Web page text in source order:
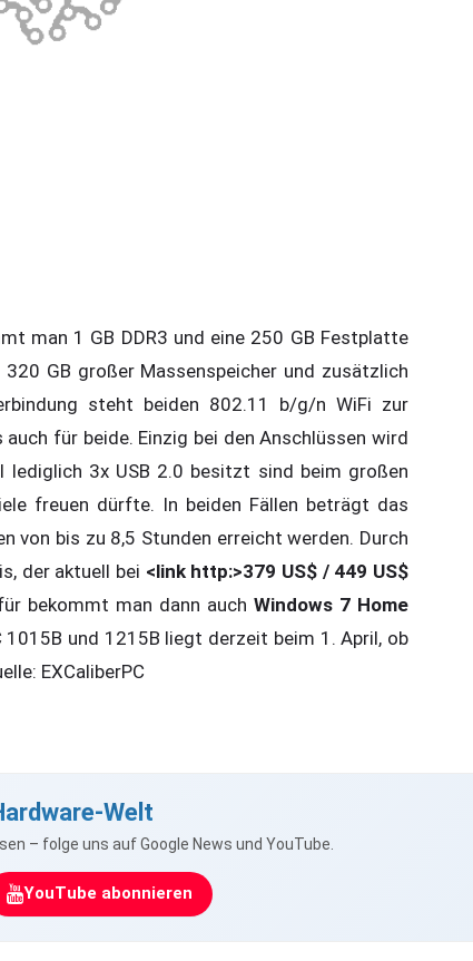
man 1 GB DDR3 und eine 250 GB Festplatte
320 GB großer Massenspeicher und zusätzlich
steht beiden 802.11 b/g/n WiFi zur
für beide. Einzig bei den Anschlüssen wird
lediglich 3x USB 2.0 besitzt sind beim großen
freuen dürfte. In beiden Fällen beträgt das
von bis zu 8,5 Stunden erreicht werden. Durch
der aktuell bei <link http:>379 US$ / 449 US$
bekommt man dann auchWindows 7 Home
und 1215B liegt derzeit beim 1. April, ob
EXCaliberPC
Welt
– folge uns auf Google News und YouTube.
YouTube abonnieren